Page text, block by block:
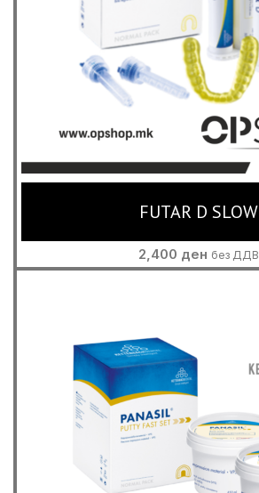
FUTAR D SLOW
2,400 ден без ДДВ